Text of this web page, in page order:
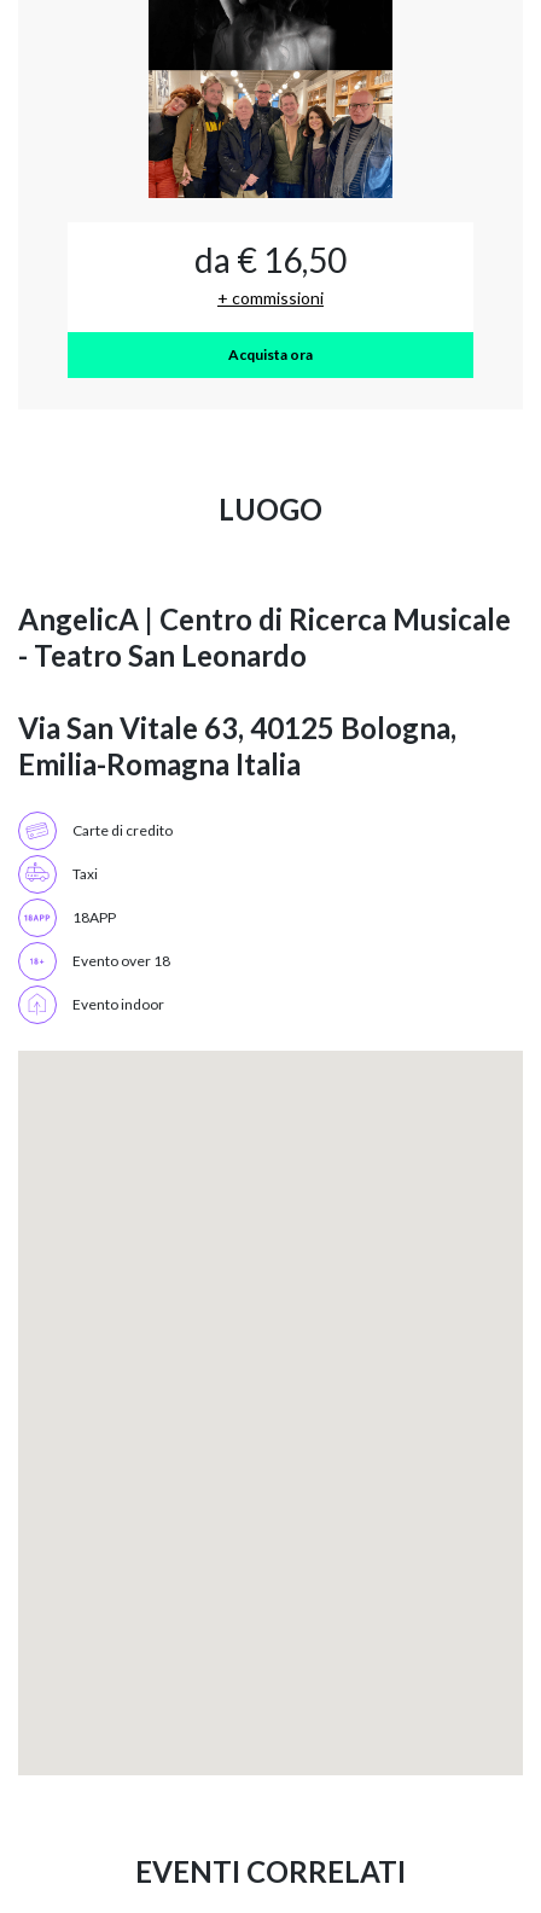
da € 16,50
+ commissioni
Acquista ora
LUOGO
AngelicA | Centro di Ricerca Musicale
- Teatro San Leonardo
Via San Vitale 63, 40125 Bologna,
Emilia-Romagna Italia
Carte di credito
Taxi
18APP
Evento over 18
Evento indoor
EVENTI CORRELATI